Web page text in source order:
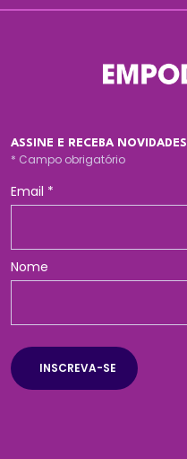
ASSINE E RECEBA NOVIDADES
* Campo obrigatório
Email *
Nome